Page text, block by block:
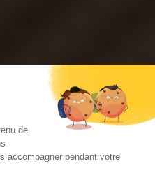
de
accompagner pendant votre